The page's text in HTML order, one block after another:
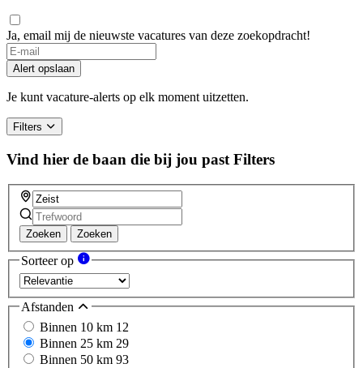
Ja, email mij de nieuwste vacatures van deze zoekopdracht!
Alert opslaan
Je kunt vacature-alerts op elk moment uitzetten.
Filters
Vind hier de baan die bij jou past Filters
Zoeken Zoeken
Sorteer op
Afstanden
Binnen 10 km 12
Binnen 25 km 29
Binnen 50 km 93